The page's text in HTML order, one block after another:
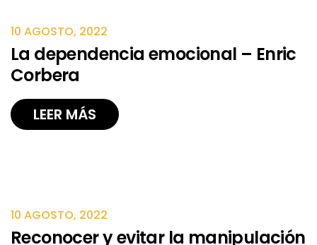
10 AGOSTO, 2022
La dependencia emocional – Enric
Corbera
LEER MÁS
10 AGOSTO, 2022
Reconocer y evitar la manipulación